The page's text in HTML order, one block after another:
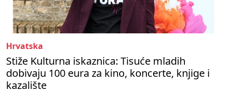
Hrvatska
Stiže Kulturna iskaznica: Tisuće mladih
dobivaju 100 eura za kino, koncerte, knjige i
kazalište